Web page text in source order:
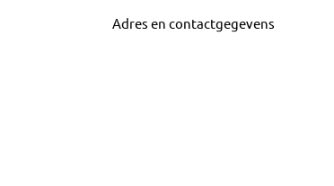
Adres en contactgegevens